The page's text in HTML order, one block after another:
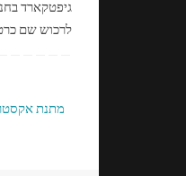
גיפטקארד
לרכוש שם
מתנת